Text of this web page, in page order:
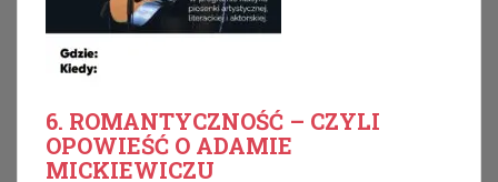
6. ROMANTYCZNOŚĆ – CZYLI
OPOWIEŚĆ O ADAMIE
MICKIEWICZU